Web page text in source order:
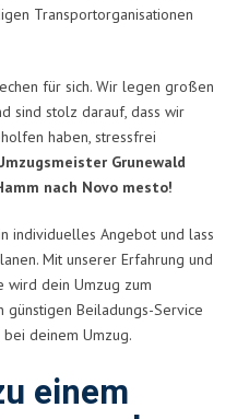
Transportorganisationen
für sich. Wir legen großen
sind stolz darauf, dass wir
haben, stressfrei
Grunewald
nach Novo mesto!
individuelles Angebot und lass
Mit unserer Erfahrung und
wird dein Umzug zum
günstigen Beiladungs-Service
deinem Umzug.
einem